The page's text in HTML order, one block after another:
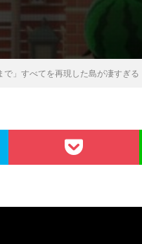
」すべてを再現した島が凄すぎる